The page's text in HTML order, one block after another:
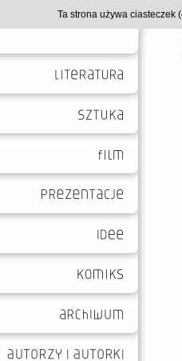
Ta strona używa